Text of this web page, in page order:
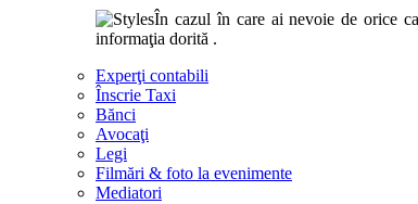
În cazul în care ai nevoie de orice
informaţia dorită .
Experţi contabili
Înscrie Taxi
Bănci
Avocaţi
Legi
Filmări & foto la evenimente
Mediatori